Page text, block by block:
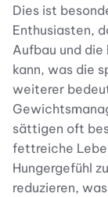
Dies ist
Enthusiasten,
Aufbau und die
kann, was die
weiterer
sättigen oft
fettreiche
Hungergefühl
reduzieren,